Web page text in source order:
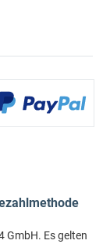
GmbH. Es gelten